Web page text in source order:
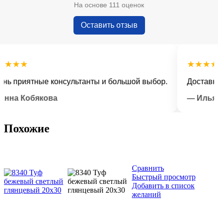
На основе 111 оценок
Оставить отзыв
консультанты и большой выбор.
★★★★★
Доставка
— Илья
Похожие
Сравнить
Быстрый просмотр
Добавить в список
желаний